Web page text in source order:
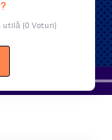
utilă (0 Voturi)